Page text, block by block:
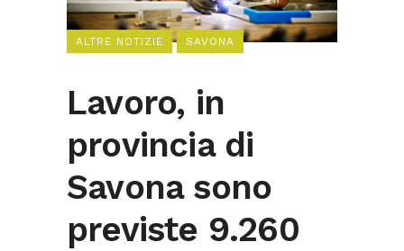
ALTRE NOTIZIE SAVONA
Lavoro, in
provincia di
Savona sono
previste 9.260